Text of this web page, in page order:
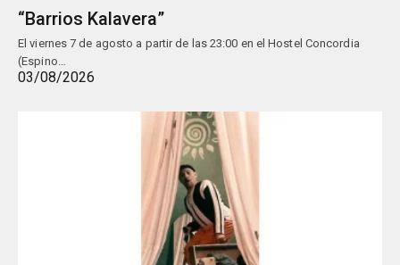
“Barrios Kalavera”
El viernes 7 de agosto a partir de las 23:00 en el Hostel Concordia
(Espino…
03/08/2026